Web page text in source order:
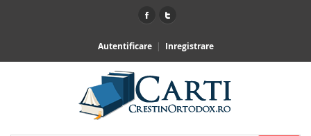
Autentificare Inregistrare